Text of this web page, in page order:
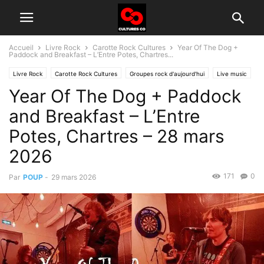
Accueil Livre Rock Carotte Rock Cultures
Year Of The Dog +
Paddock and Breakfast – L’Entre Potes, Chartres...
Livre Rock Carotte Rock Cultures Groupes rock d'aujourd'hui Live music
Year Of The Dog + Paddock
and Breakfast – L’Entre
Potes, Chartres – 28 mars
2026
Par POUP - 29 mars 2026 0
171